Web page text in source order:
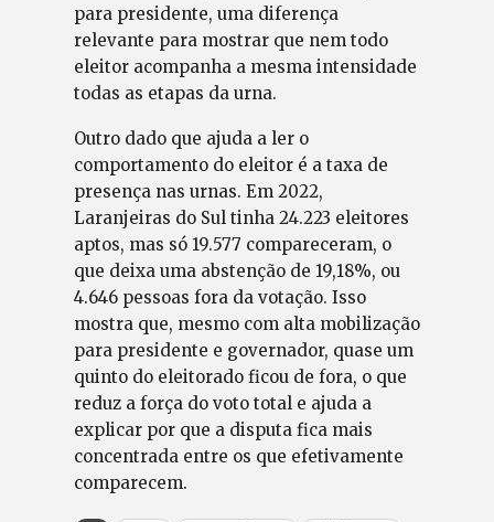
para presidente, uma diferença
relevante para mostrar que nem todo
eleitor acompanha a mesma intensidade
todas as etapas da urna.
Outro dado que ajuda a ler o
comportamento do eleitor é a taxa de
presença nas urnas. Em 2022,
Laranjeiras do Sul tinha 24.223 eleitores
aptos, mas só 19.577 compareceram, o
que deixa uma abstenção de 19,18%, ou
4.646 pessoas fora da votação. Isso
mostra que, mesmo com alta mobilização
para presidente e governador, quase um
quinto do eleitorado ficou de fora, o que
reduz a força do voto total e ajuda a
explicar por que a disputa fica mais
concentrada entre os que efetivamente
comparecem.